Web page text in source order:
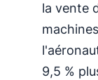
la vente
9,5 %